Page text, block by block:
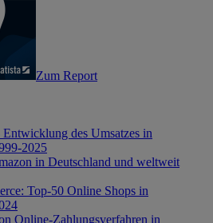
Zum Report
des Umsatzes in
2025
in Deutschland und weltweit
Top-50 Online Shops in
Online-Zahlungsverfahren in